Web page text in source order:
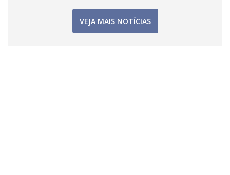
VEJA MAIS NOTÍCIAS